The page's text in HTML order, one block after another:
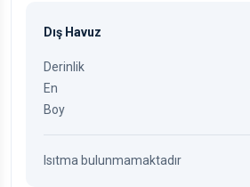
Dış Havuz
Derinlik
En
Boy
Isıtma bulunmamaktadır